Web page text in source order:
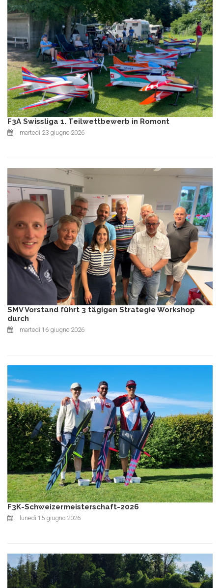
F3A Swissliga 1. Teilwettbewerb in Romont
martedì 23 giugno 2026
SMV Vorstand führt 3 tägigen Strategie Workshop
durch
martedì 16 giugno 2026
F3K-Schweizermeisterschaft-2026
lunedì 15 giugno 2026